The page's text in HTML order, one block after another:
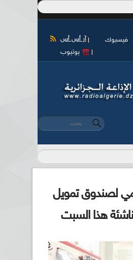
آر أس أس فيسبوك
يوتيوب
استمارة البحث
‏بحث ‏
لصندوق تمويل
هذا السبت